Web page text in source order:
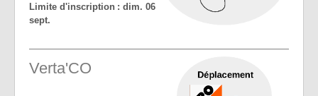
Limite d'inscription : dim. 06
sept.
Verta'CO